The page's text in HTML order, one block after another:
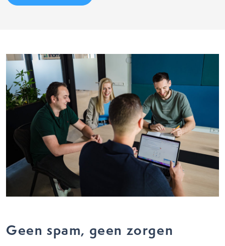
Geen spam, geen zorgen